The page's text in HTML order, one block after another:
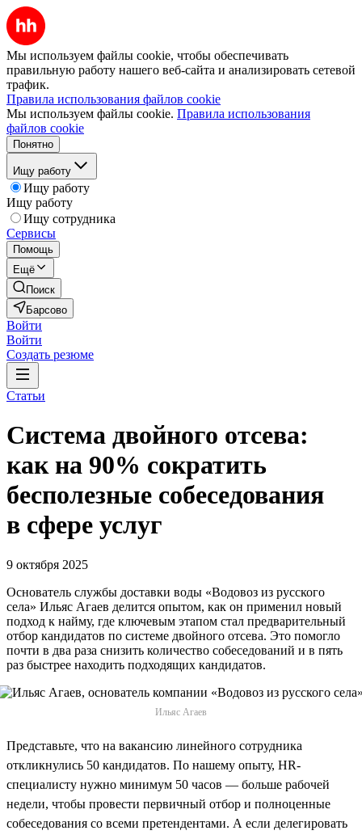
Мы используем файлы cookie, чтобы обеспечивать
правильную работу нашего веб-сайта и анализировать сетевой
трафик.
Правила использования файлов cookie
Мы используем файлы cookie. Правила использования
файлов cookie
Понятно
Ищу работу
Ищу работу
Ищу работу
Ищу сотрудника
Сервисы
Помощь
Ещё
Поиск
Барсово
Войти
Войти
Создать резюме
Статьи
Система двойного отсева:
как на 90% сократить
бесполезные собеседования
в сфере услуг
9 октября 2025
Основатель службы доставки воды «Водовоз из русского
села» Ильяс Агаев делится опытом, как он применил новый
подход к найму, где ключевым этапом стал предварительный
отбор кандидатов по системе двойного отсева. Это помогло
почти в два раза снизить количество собеседований и в пять
раз быстрее находить подходящих кандидатов.
Ильяс Агаев
Представьте, что на вакансию линейного сотрудника
откликнулись 50 кандидатов. По нашему опыту, HR-
специалисту нужно минимум 50 часов — больше рабочей
недели, чтобы провести первичный отбор и полноценные
собеседования со всеми претендентами. А если делегировать